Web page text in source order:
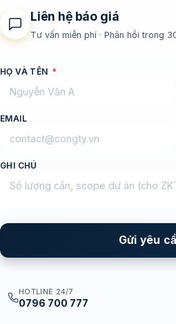
Liên hệ báo giá
Tư vấn miễn phí · Phản hồi trong
HỌ VÀ TÊN *
EMAIL
GHI CHÚ
Gửi yêu
HOTLINE 24/7
0796 700 777